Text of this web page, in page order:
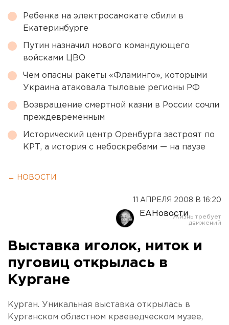
Ребенка на электросамокате сбили в
Екатеринбурге
Путин назначил нового командующего
войсками ЦВО
Чем опасны ракеты «Фламинго», которыми
Украина атаковала тыловые регионы РФ
Возвращение смертной казни в России сочли
преждевременным
Исторический центр Оренбурга застроят по
КРТ, а история с небоскребами — на паузе
← НОВОСТИ
11 АПРЕЛЯ 2008 В 16:20
ЕАНовости
Выставка иголок, ниток и
пуговиц открылась в
Кургане
Курган. Уникальная выставка открылась в
Курганском областном краеведческом музее,